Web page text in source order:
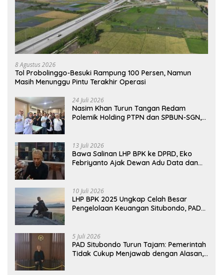
8 Agustus 2026
Tol Probolinggo-Besuki Rampung 100 Persen, Namun
Masih Menunggu Pintu Terakhir Operasi
24 Juli 2026
Nasim Khan Turun Tangan Redam
Polemik Holding PTPN dan SPBUN-SGN,
13 Juli 2026
Bawa Salinan LHP BPK ke DPRD, Eko
Febriyanto Ajak Dewan Adu Data dan
10 Juli 2026
LHP BPK 2025 Ungkap Celah Besar
Pengelolaan Keuangan Situbondo, PAD
5 Juli 2026
PAD Situbondo Turun Tajam: Pemerintah
Tidak Cukup Menjawab dengan Alasan,